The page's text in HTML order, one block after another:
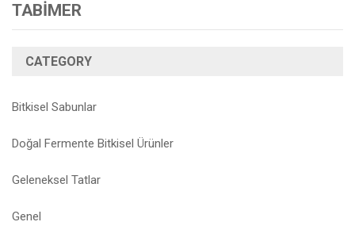
TABİMER
CATEGORY
Bitkisel Sabunlar
Doğal Fermente Bitkisel Ürünler
Geleneksel Tatlar
Genel